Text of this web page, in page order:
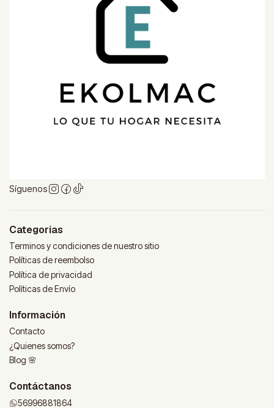
Síguenos
Categorías
Terminos y condiciones de nuestro sitio
Políticas de reembolso
Política de privacidad
Políticas de Envío
Información
Contacto
¿Quienes somos?
Blog 🌸
Contáctanos
56996881864